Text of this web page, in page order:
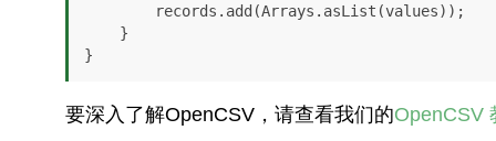
}
要深入了解OpenCSV，请查看我们的OpenCSV